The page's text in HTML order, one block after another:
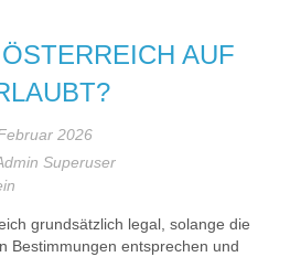
AUF
2026
Superuser
grundsätzlich legal, solange die
Bestimmungen entsprechen und